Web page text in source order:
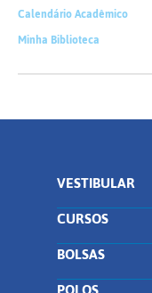
Calendário Acadêmico
Minha Biblioteca
VESTIBULAR
CURSOS
BOLSAS